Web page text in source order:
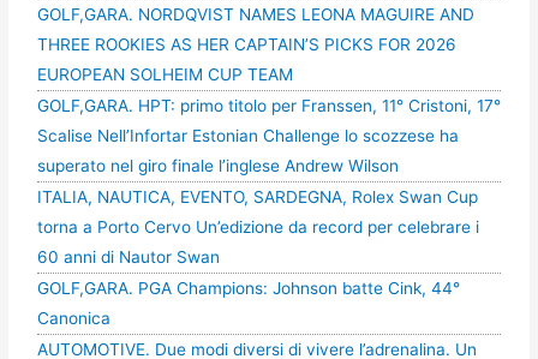
GOLF,GARA. NORDQVIST NAMES LEONA MAGUIRE AND
THREE ROOKIES AS HER CAPTAIN’S PICKS FOR 2026
EUROPEAN SOLHEIM CUP TEAM
GOLF,GARA. HPT: primo titolo per Franssen, 11° Cristoni, 17°
Scalise Nell’Infortar Estonian Challenge lo scozzese ha
superato nel giro finale l’inglese Andrew Wilson
ITALIA, NAUTICA, EVENTO, SARDEGNA, Rolex Swan Cup
torna a Porto Cervo Un’edizione da record per celebrare i
60 anni di Nautor Swan
GOLF,GARA. PGA Champions: Johnson batte Cink, 44°
Canonica
AUTOMOTIVE. Due modi diversi di vivere l’adrenalina. Un